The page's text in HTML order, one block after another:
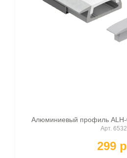
Алюминиевый профиль
Арт. 6532
299